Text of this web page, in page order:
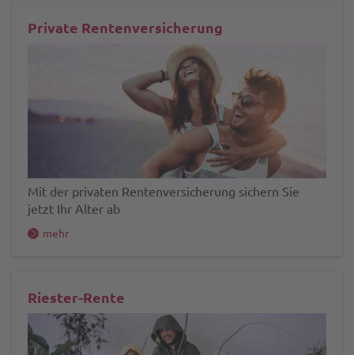
Private Rentenversicherung
Mit der privaten Rentenversicherung sichern Sie
jetzt Ihr Alter ab
mehr
Riester-Rente